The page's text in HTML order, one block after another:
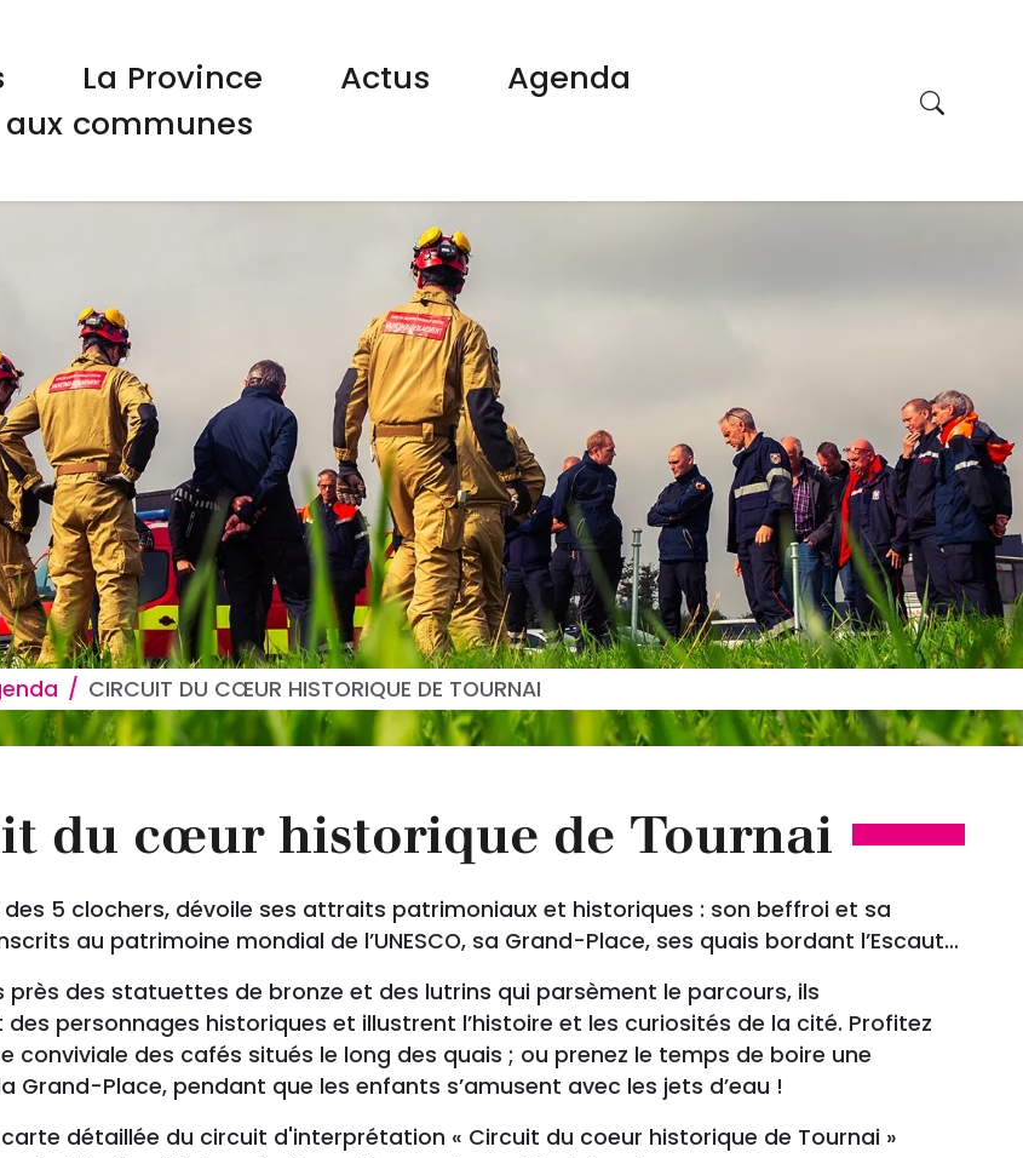
principale
La Province Actus
Agenda
communes
CIRCUIT DU CŒUR HISTORIQUE DE TOURNAI
du cœur historique de Tournai
des 5 clochers, dévoile ses attraits patrimoniaux et historiques : son beffroi et sa
au patrimoine mondial de l’UNESCO, sa Grand-Place, ses quais bordant l’Escaut…
près des statuettes de bronze et des lutrins qui parsèment le parcours, ils
personnages historiques et illustrent l’histoire et les curiosités de la cité. Profitez
conviviale des cafés situés le long des quais ; ou prenez le temps de boire une
Grand-Place, pendant que les enfants s’amusent avec les jets d’eau !
détaillée du circuit d'interprétation « Circuit du coeur historique de Tournai »